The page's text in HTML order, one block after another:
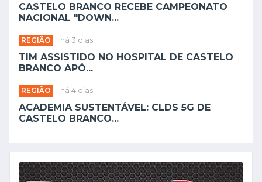
CASTELO BRANCO RECEBE CAMPEONATO
NACIONAL "DOWN...
REGIÃO há 3 dias
TIM ASSISTIDO NO HOSPITAL DE CASTELO
BRANCO APÓ...
REGIÃO há 4 dias
ACADEMIA SUSTENTÁVEL: CLDS 5G DE
CASTELO BRANCO...